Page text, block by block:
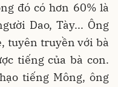
đó có hơn 60% là
Dao, Tày... Ông
tuyên truyền với bà
tiếng của bà con.
tiếng Mông, ông